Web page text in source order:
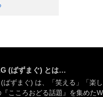
(ばずまぐ) とは…
ばずまぐ) は、「笑える」「楽
こころおどる話題』を集めた